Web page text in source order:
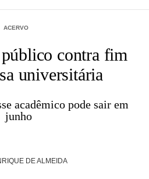
ACERVO
contra fim
universitária
acadêmico pode sair em
junho
DE ALMEIDA